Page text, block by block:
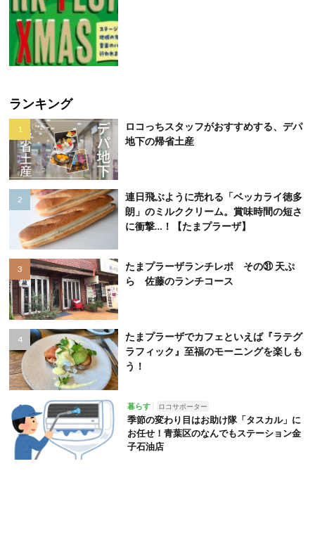
ランキング
ロコっちスタッフがおすすめする、デパ
地下の帰省土産
連日飛ぶように売れる「ベッカライ徳多
朗」のミルククリーム。賞味時間の短さ
に衝撃…！【たまプラーザ】
たまプラーザランチレポ その㉛ 天ぷ
ら 佐藤のランチコース
たまプラーザでカフェといえば『ラテグ
ラフィック』至福のモーニングを楽しも
う！
暮らす ロコサポーター
季節の変わり目はお助け隊「タスカル」に
お任せ！青葉区のなんでもステーション金
子石油店